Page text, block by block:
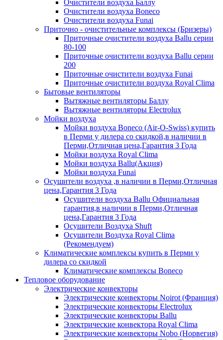
Очистители воздуха Баллу
Очистители воздуха Boneco
Очистители воздуха Funai
Приточно - очистительные комплексы (Бризеры)
Приточные очистители воздуха Ballu серии
80-100
Приточные очистители воздуха Ballu серии
200
Приточные очистители воздуха Funai
Приточные очистители воздуха Royal Clima
Бытовые вентиляторы
Вытяжные вентиляторы Баллу
Вытяжные вентиляторы Electrolux
Мойки воздуха
Мойки воздуха Boneco (Air-O-Swiss) купить
в Перми у дилера со скидкой,в наличии в
Перми,Отличная цена,Гарантия 3 Года
Мойки воздуха Royal Clima
Мойки воздуха Ballu(Акция)
Мойки воздуха Funai
Осушители воздуха ,в наличии в Перми,Отличная
цена,Гарантия 3 Года
Осушители воздуха Ballu Официальная
гарантия,в наличии в Перми,Отличная
цена,Гарантия 3 Года
Осушители Воздуха Shuft
Осушители Воздуха Royal Clima
(Рекомендуем)
Климатические комплексы купить в Перми у
дилера со скидкой
Климатические комплексы Boneсo
Тепловое оборудование
Электрические конвекторы
Электрические конвекторы Noirot (Франция)
Электрические конвекторы Electrolux
Электрические конвекторы Ballu
Электрические конвектора Royal Clima
Электрические конвекторы Nobo (Норвегия)